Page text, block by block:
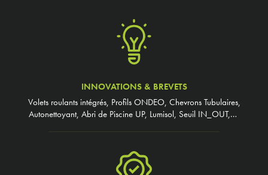
INNOVATIONS & BREVETS
Volets roulants intégrés, Profils ONDEO, Chevrons Tubulaires,
Autonettoyant, Abri de Piscine UP, Lumisol, Seuil IN_OUT,…